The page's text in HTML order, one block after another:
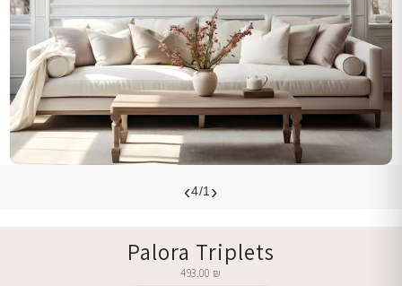
‹
4/1
›
Palora Triplets
493.00 ₪